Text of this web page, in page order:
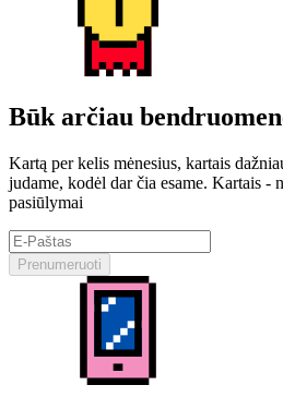
Būk arčiau
Kartą per kelis mėnesius, kartais
judame, kodėl dar čia esame. Kartais -
pasiūlymai
Prenumeruoti